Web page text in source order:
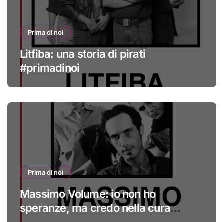
Prima di noi
Litfiba: una storia di pirati
#primadinoi
Prima di noi
Massimo Volume: io non ho
speranze, ma credo nella cura